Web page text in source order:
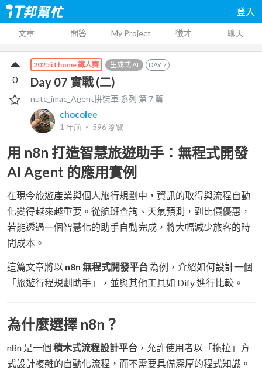
登入
文章 問答 My Project 徵才 聊天
2025 iThome 鐵人賽 生成式 AI DAY7
Day 07 實戰 (二)
nutc_imac_Agent拼裝車 系列 第 7 篇
chocolee
1 年前 ‧ 596 瀏覽
0
用 n8n 打造智慧旅遊助手：無程式開發
AI Agent 的應用實例
在現今旅遊產業與個人旅行規劃中，資訊的取得與流程自動
化變得越來越重要。從航班查詢、天氣預測，到比價優惠，
若能透過一個智慧化的助手自動完成，將大幅減少旅客的時
間成本。
這篇文章將以 n8n 無程式開發平台為例，介紹如何設計一個
「旅遊行程規劃助手」，並與其他工具如 Dify 進行比較。
為什麼選擇 n8n？
n8n 是一個 積木式流程設計平台 ，允許使用者以「拖拉」方
式設計複雜的自動化流程，而不需要具備深厚的程式知識。